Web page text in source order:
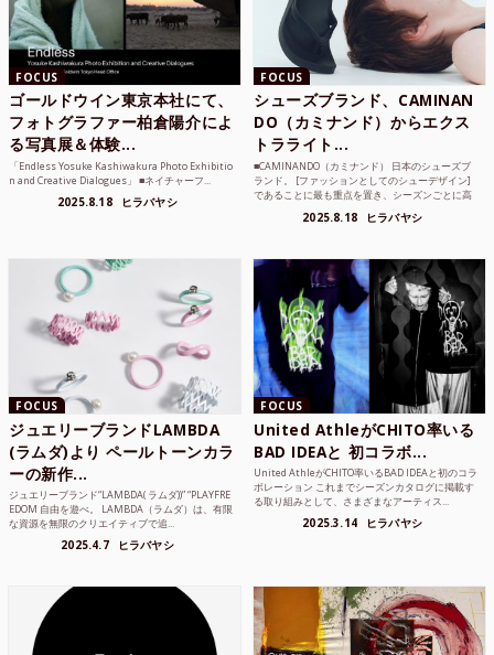
FOCUS
ゴールドウイン東京本社にて、
フォトグラファー柏倉陽介によ
る写真展＆体験...
「Endless Yosuke Kashiwakura Photo Exhibitio
n and Creative Dialogues」 ■ネイチャーフ...
2025.8.18 ヒラバヤシ
FOCUS
シューズブランド、CAMINAN
DO（カミナンド）からエクス
トラライト...
■CAMINANDO（カミナンド） 日本のシューズブ
ランド。 [ファッションとしてのシューデザイン]
であることに最も重点を置き、シーズンごとに高
2025.8.18 ヒラバヤシ
FOCUS
ジュエリーブランドLAMBDA
(ラムダ)より ペールトーンカラ
ーの新作...
ジュエリーブランド“LAMBDA( ラムダ))” “PLAYFRE
EDOM 自由を遊べ。 LAMBDA（ラムダ）は、有限
な資源を無限のクリエイティブで追...
2025.4.7 ヒラバヤシ
FOCUS
United AthleがCHITO率いる
BAD IDEAと 初コラボ...
United AthleがCHITO率いるBAD IDEAと初のコラ
ボレーション これまでシーズンカタログに掲載す
る取り組みとして、さまざまなアーティス...
2025.3.14 ヒラバヤシ